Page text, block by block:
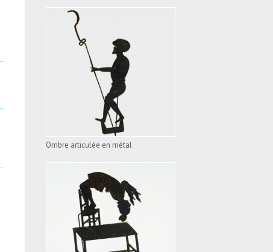
OMBRE ARTICULÉE EN
MÉTAL
Ombre articulée en métal
OMBRE ARTICULÉE EN